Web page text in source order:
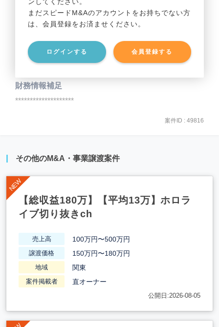
まだスピードM&Aのアカウントをお持ちでない方
は、会員登録をお済ませください。
ログインする 会員登録する
貸借対照表（B/S）
事業資産 ********************
事業負債 ********************
財務情報補足
********************
案件ID : 49816
その他のM&A・事業譲渡案件
【総収益180万】【平均13万】ホロラ
イブ切り抜きch
売上高 100万円〜500万円
譲渡価格 150万円〜180万円
地域 関東
案件掲載者 直オーナー
公開日:2026-08-05